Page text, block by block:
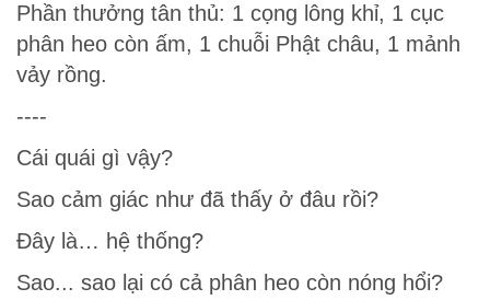
Phần thưởng tân thủ: 1 cọng lông khỉ, 1 cục
phân heo còn ấm, 1 chuỗi Phật châu, 1 mảnh
vảy rồng.
----
Cái quái gì vậy?
Sao cảm giác như đã thấy ở đâu rồi?
Đây là… hệ thống?
Sao... sao lại có cả phân heo còn nóng hổi?